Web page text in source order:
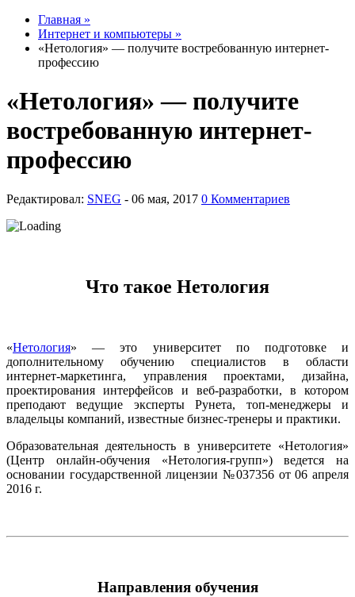
Главная »
Интернет и компьютеры »
«Нетология» — получите востребованную интернет-
профессию
«Нетология» — получите
востребованную интернет-
профессию
Редактировал: SNEG - 0 Комментариев
Что такое Нетология
«Нетология» — это университет по подготовке и
дополнительному обучению специалистов в области
интернет-маркетинга, управления проектами, дизайна,
проектирования интерфейсов и веб-разработки, в котором
преподают ведущие эксперты Рунета, топ-менеджеры и
владельцы компаний, известные бизнес-тренеры и практики.
Образовательная деятельность в университете «Нетология»
(Центр онлайн-обучения «Нетология-групп») ведется на
основании государственной лицензии №037356 от 06 апреля
2016 г.
Направления обучения